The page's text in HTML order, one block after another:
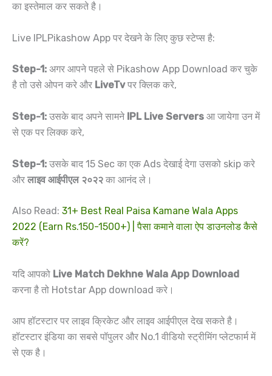
का इस्तेमाल कर सकते है।
Live IPLPikashow App पर देखने के लिए कुछ स्टेप्स है:
Step-1: अगर आपने पहले से Pikashow App Download कर चुके
है तो उसे ओपन करे और LiveTvपर क्लिक करे,
Step-1: उसके बाद अपने सामने IPL Live Servers आ जायेगा उन में
से एक पर लिक्क करे,
Step-1: उसके बाद 15 Sec का एक Ads देखाई देगा उसको skip करे
और लाइव आईपीएल २०२२ का आनंद ले।
Also Read: 31+ Best Real Paisa Kamane Wala Apps
2022 (Earn Rs.150-1500+) | पैसा कमाने वाला ऐप डाउनलोड कैसे
करें?
यदि आपको Live Match Dekhne Wala App Download
करना है तो Hotstar App download करे।
आप हॉटस्टार पर लाइव क्रिकेट और लाइव आईपीएल देख सकते है।
हॉटस्टार इंडिया का सबसे पॉपुलर और No.1 वीडियो स्ट्रीमिंग प्लेटफार्म में
से एक है।